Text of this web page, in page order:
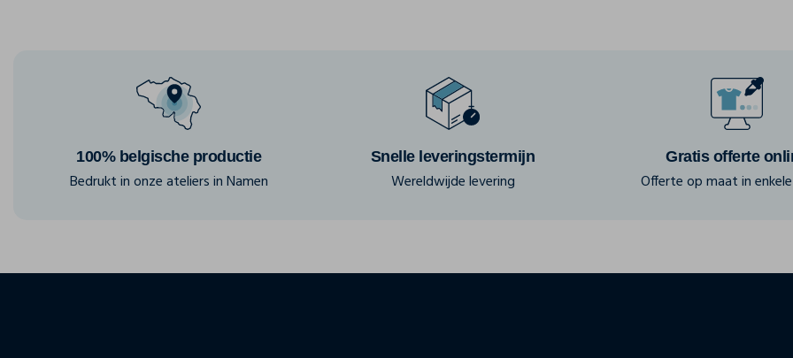
100% belgische productie
Bedrukt in onze ateliers in Namen
Snelle leveringstermijn
Wereldwijde levering
Gratis offerte
Offerte op maat in